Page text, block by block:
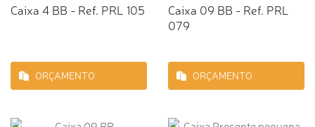
Caixa 4 BB - Ref. PRL 105
ORÇAMENTO
Caixa 09 BB - Ref. PRL
079
ORÇAMENTO